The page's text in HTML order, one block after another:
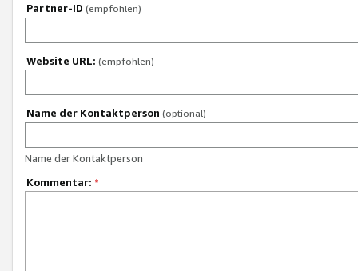
Partner-ID (empfohlen)
Website URL: (empfohlen)
Name der Kontaktperson (optional)
Name der Kontaktperson
Kommentar: *